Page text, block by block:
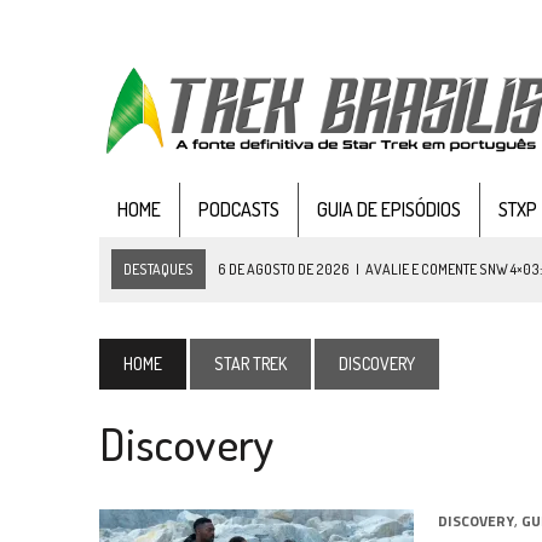
HOME PODCASTS GUIA DE EPISÓDIOS STXP
DESTAQUES 6 DE AGOSTO DE 2026 | AVALIE E COMENTE SNW
3 DE AGOSTO DE 2026 | VEJA FOTOS DO TERCEIRO EPISÓDIO DA 4ª
3 DE AGOSTO DE 2026
2 DE AGOSTO DE 2026 |
1 DE AGOSTO DE 2026 | ELENCO DE STRANGE NEW WORLDS ENCARA O
HOME STAR TREK DISCOVERY
Discovery
DISCOVERY,